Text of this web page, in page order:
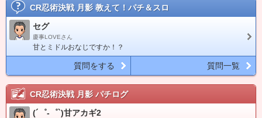
CR忍術決戦 月影教えて！パチ＆スロ
セグ
慶事LOVEさん
甘とミドルおなじですか！？
質問をする 質問一覧
CR忍術決戦 月影パチログ
(´゜-゜`)甘アカギ2